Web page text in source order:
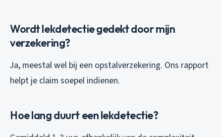
Wordt lekdetectie gedekt door mijn
verzekering?
Ja, meestal wel bij een opstalverzekering. Ons rapport
helpt je claim soepel indienen.
Hoe lang duurt een lekdetectie?